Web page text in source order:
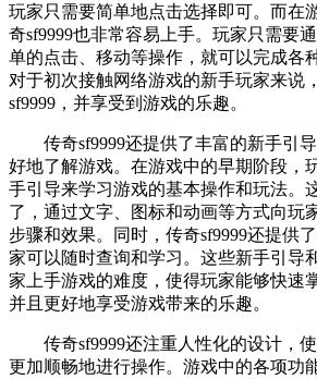
玩家只需要简单地点击选择即可。而在
奇sf9999也非常容易上手。玩家只需要
单的点击、移动等操作，就可以完成各
对于初次接触网络游戏的新手玩家来说
sf9999，并享受到游戏的乐趣。
传奇sf9999还提供了丰富的新手引导
好地了解游戏。在游戏中的早期阶段，
手引导来学习游戏的基本操作和玩法。
了，通过文字、图标和动画等方式向玩
步骤和效果。同时，传奇sf9999还提供
家可以随时查询和学习。这些新手引导
家上手游戏的难度，使得玩家能够快速
并且更好地享受游戏带来的乐趣。
传奇sf9999还注重人性化的设计，使
更加顺畅地进行操作。游戏中的各项功